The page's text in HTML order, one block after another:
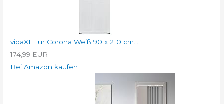
vidaXL Tür Corona Weiß 90 x 210 cm...
174,99 EUR
Bei Amazon kaufen